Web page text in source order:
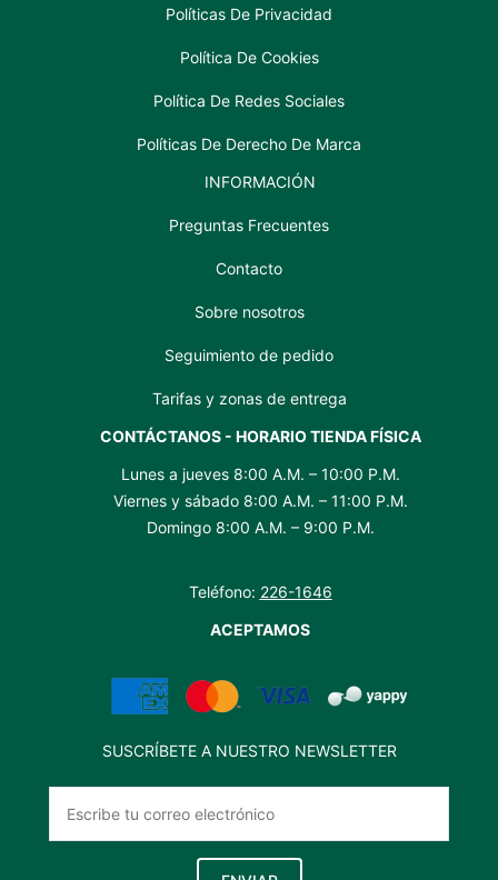
Políticas De Privacidad
Política De Cookies
Política De Redes Sociales
Políticas De Derecho De Marca
INFORMACIÓN
Preguntas Frecuentes
Contacto
Sobre nosotros
Seguimiento de pedido
Tarifas y zonas de entrega
CONTÁCTANOS - HORARIO TIENDA FÍSICA
Lunes a jueves 8:00 A.M. – 10:00 P.M.
Viernes y sábado 8:00 A.M. – 11:00 P.M.
Domingo 8:00 A.M. – 9:00 P.M.
Teléfono: 226-1646
ACEPTAMOS
SUSCRÍBETE A NUESTRO NEWSLETTER